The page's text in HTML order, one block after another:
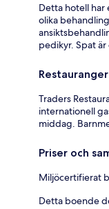
Detta hotell har
olika
pedikyr. Spat
Restauranger
Traders
internationell
middag.
Priser och
Miljöcertifierat
Detta boende